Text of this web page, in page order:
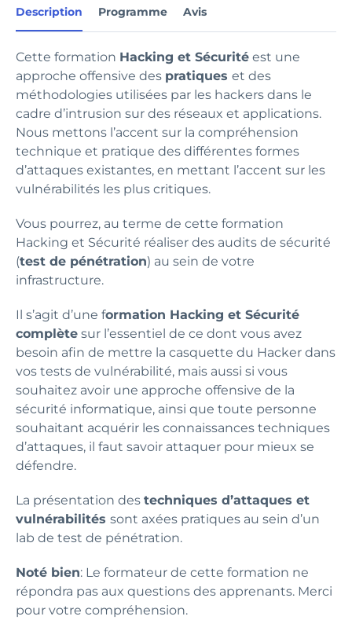
Description Programme Avis
Cette formation Hacking et Sécurité est une
approche offensive des pratiques et des
méthodologies utilisées par les hackers dans le
cadre d’intrusion sur des réseaux et applications.
Nous mettons l’accent sur la compréhension
technique et pratique des différentes formes
d’attaques existantes, en mettant l’accent sur les
vulnérabilités les plus critiques.
Vous pourrez, au terme de cette formation
Hacking et Sécurité réaliser des audits de sécurité
(test de pénétration) au sein de votre
infrastructure.
Il s’agit d’une formation Hacking et Sécurité
complète sur l’essentiel de ce dont vous avez
besoin afin de mettre la casquette du Hacker dans
vos tests de vulnérabilité, mais aussi si vous
souhaitez avoir une approche offensive de la
sécurité informatique, ainsi que toute personne
souhaitant acquérir les connaissances techniques
d’attaques, il faut savoir attaquer pour mieux se
défendre.
La présentation des techniques d’attaques et
vulnérabilités sont axées pratiques au sein d’un
lab de test de pénétration.
Noté bien: Le formateur de cette formation ne
répondra pas aux questions des apprenants. Merci
pour votre compréhension.